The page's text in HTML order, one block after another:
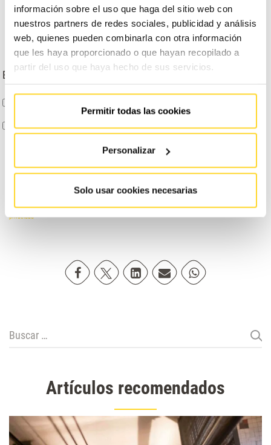
información sobre el uso que haga del sitio web con
nuestros partners de redes sociales, publicidad y análisis
web, quienes pueden combinarla con otra información
que les haya proporcionado o que hayan recopilado a
partir del uso que haya hecho de sus servicios.
Permitir todas las cookies
Personalizar
Solo usar cookies necesarias
Escribe tu dirección
con mayor detalle en la Política de Privacidad.
AUTORIZOel envío de comunicaciones comerciales
Información básica en protección de datos: Conforme al RGPD y la LOPDGDD, FAIN ASCENSORES S.A.
más información acerca del tratamiento de sus datos y ejercer sus derechos, visite nuestrapolítica de
privacidad
Compartir en Facebook
Compartir en Twitter
Compartir en Linkedin
Compartir poremail
Compartir en
Buscar:
Artículos recomendados